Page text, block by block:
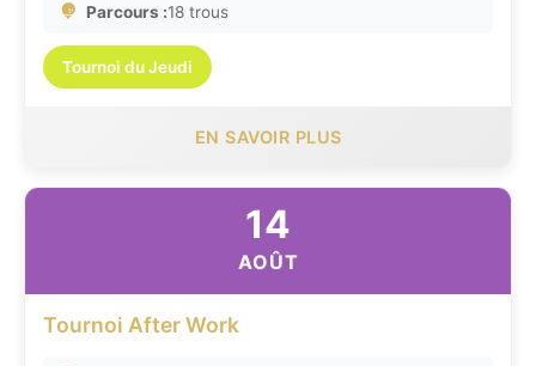
Parcours :18 trous
Tournoi du Jeudi
EN SAVOIR PLUS
14
AOÛT
Tournoi After Work